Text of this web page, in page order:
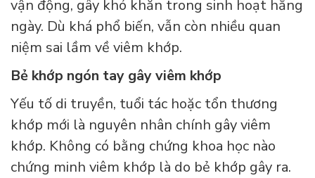
vận động, gây khó khăn trong sinh hoạt hằng
ngày. Dù khá phổ biến, vẫn còn nhiều quan
niệm sai lầm về viêm khớp.
Bẻ khớp ngón tay gây viêm khớp
Yếu tố di truyền, tuổi tác hoặc tổn thương
khớp mới là nguyên nhân chính gây viêm
khớp. Không có bằng chứng khoa học nào
chứng minh viêm khớp là do bẻ khớp gây ra.